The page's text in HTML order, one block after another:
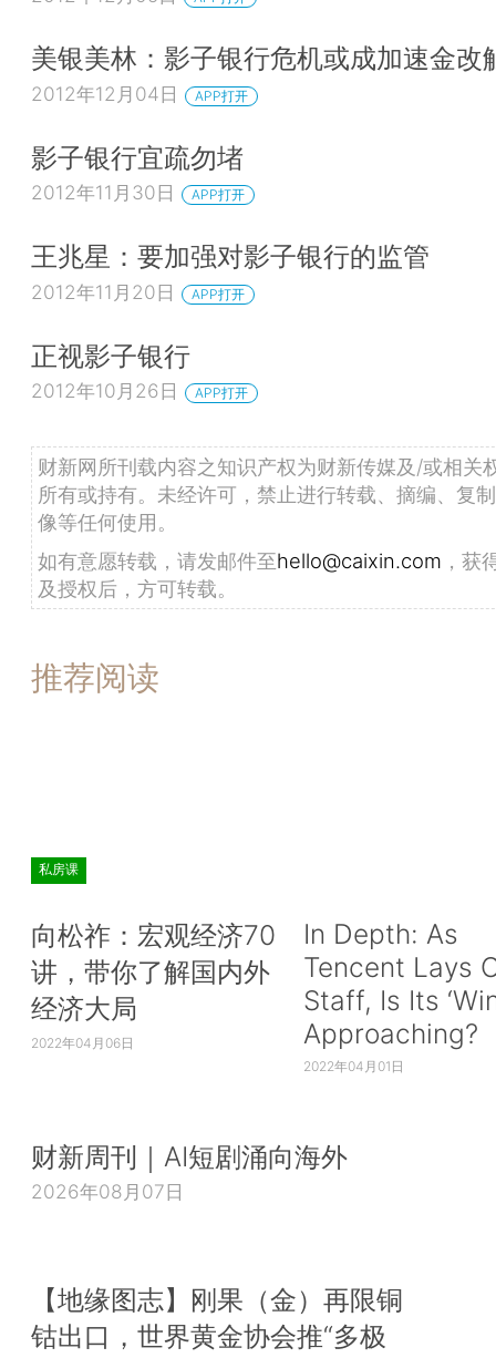
美银美林：影子银行危机或成加速金改
2012年12月04日 APP打开
影子银行宜疏勿堵
2012年11月30日 APP打开
王兆星：要加强对影子银行的监管
2012年11月20日 APP打开
正视影子银行
2012年10月26日 APP打开
财新网所刊载内容之知识产权为财新传媒及/或相关
所有或持有。未经许可，禁止进行转载、摘编、复
像等任何使用。
如有意愿转载，请发邮件至hello@caixin.com ，获
及授权后，方可转载。
推荐阅读
私房课
向松祚：宏观经济70
讲，带你了解国内外
经济大局
2022年04月06日
In Depth: As
Tencent Lays
Staff, Is Its
Approaching?
2022年04月01日
财新周刊｜AI短剧涌向海外
2026年08月07日
【地缘图志】刚果（金）再限铜
钴出口，世界黄金协会推“多极